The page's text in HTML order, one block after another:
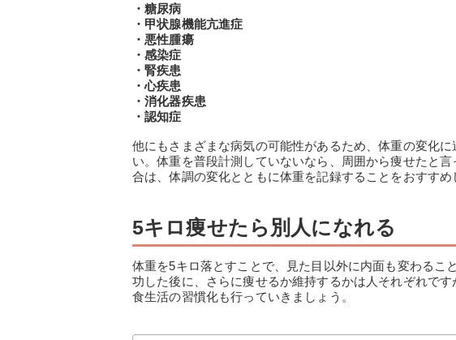
・糖尿病
・甲状腺機能亢進症
・悪性腫瘍
・感染症
・腎疾患
・心疾患
・消化器疾患
・認知症
他にもさまざまな病気の可能性があるため、体重の変化
い。体重を普段計測していないなら、周囲から痩せたと
合は、体調の変化とともに体重を記録することをおすすめ
5キロ痩せたら別人になれる
体重を5キロ落とすことで、見た目以外に内面も変わるこ
功した後に、さらに痩せるか維持するかは人それぞれで
食生活の習慣化も行っていきましょう。